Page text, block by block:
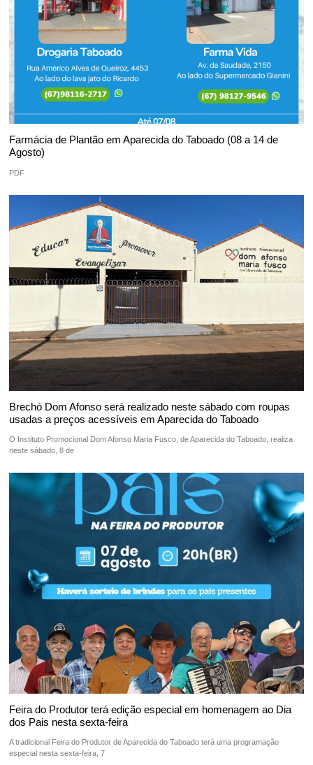
Farmácia de Plantão em Aparecida do Taboado (08 a 14 de
Agosto)
PDF
Brechó Dom Afonso será realizado neste sábado com roupas
usadas a preços acessíveis em Aparecida do Taboado
O Instituto Promocional Dom Afonso Maria Fusco, de Aparecida do Taboado, realiza
neste sábado, 8 de
Feira do Produtor terá edição especial em homenagem ao Dia
dos Pais nesta sexta-feira
A tradicional Feira do Produtor de Aparecida do Taboado terá uma programação
especial nesta sexta-feira, 7